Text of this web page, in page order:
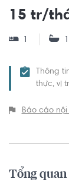
15 tr/
1 1
Thông
thực, vị
Báo cáo
Tổng quan